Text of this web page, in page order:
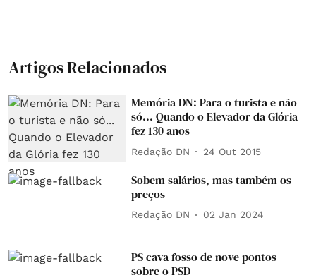
Artigos Relacionados
Memória DN: Para o turista e não
só... Quando o Elevador da Glória
fez 130 anos
Redação DN 24 Out 2015
Sobem salários, mas também os
preços
Redação DN 02 Jan 2024
PS cava fosso de nove pontos
sobre o PSD